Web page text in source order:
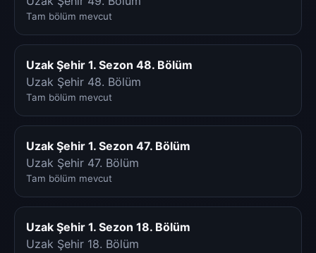
Tam bölüm mevcut
Uzak Şehir 1. Sezon 48. Bölüm
Uzak Şehir 48. Bölüm
Tam bölüm mevcut
Uzak Şehir 1. Sezon 47. Bölüm
Uzak Şehir 47. Bölüm
Tam bölüm mevcut
Uzak Şehir 1. Sezon 18. Bölüm
Uzak Şehir 18. Bölüm